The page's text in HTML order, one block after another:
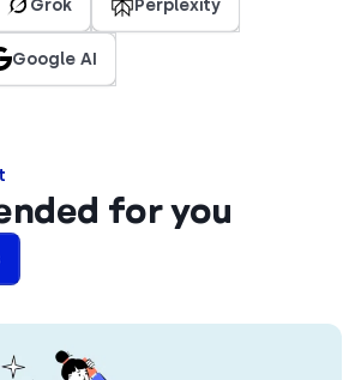
Grok Perplexity
Google AI
for you